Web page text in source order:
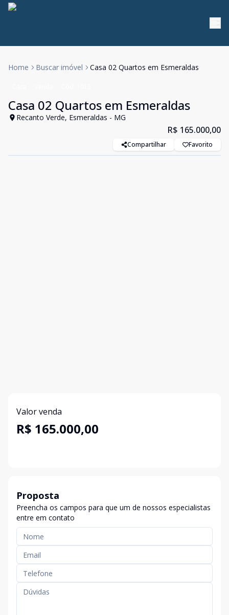
Home Buscar imóvel Casa 02 Quartos em Esmeraldas
Casa 02 Quartos em Esmeraldas
Recanto Verde, Esmeraldas - MG
R$ 165.000,00
Compartilhar Favorito
Valor venda
R$ 165.000,00
Proposta
Preencha os campos para que um de nossos especialistas
entre em contato